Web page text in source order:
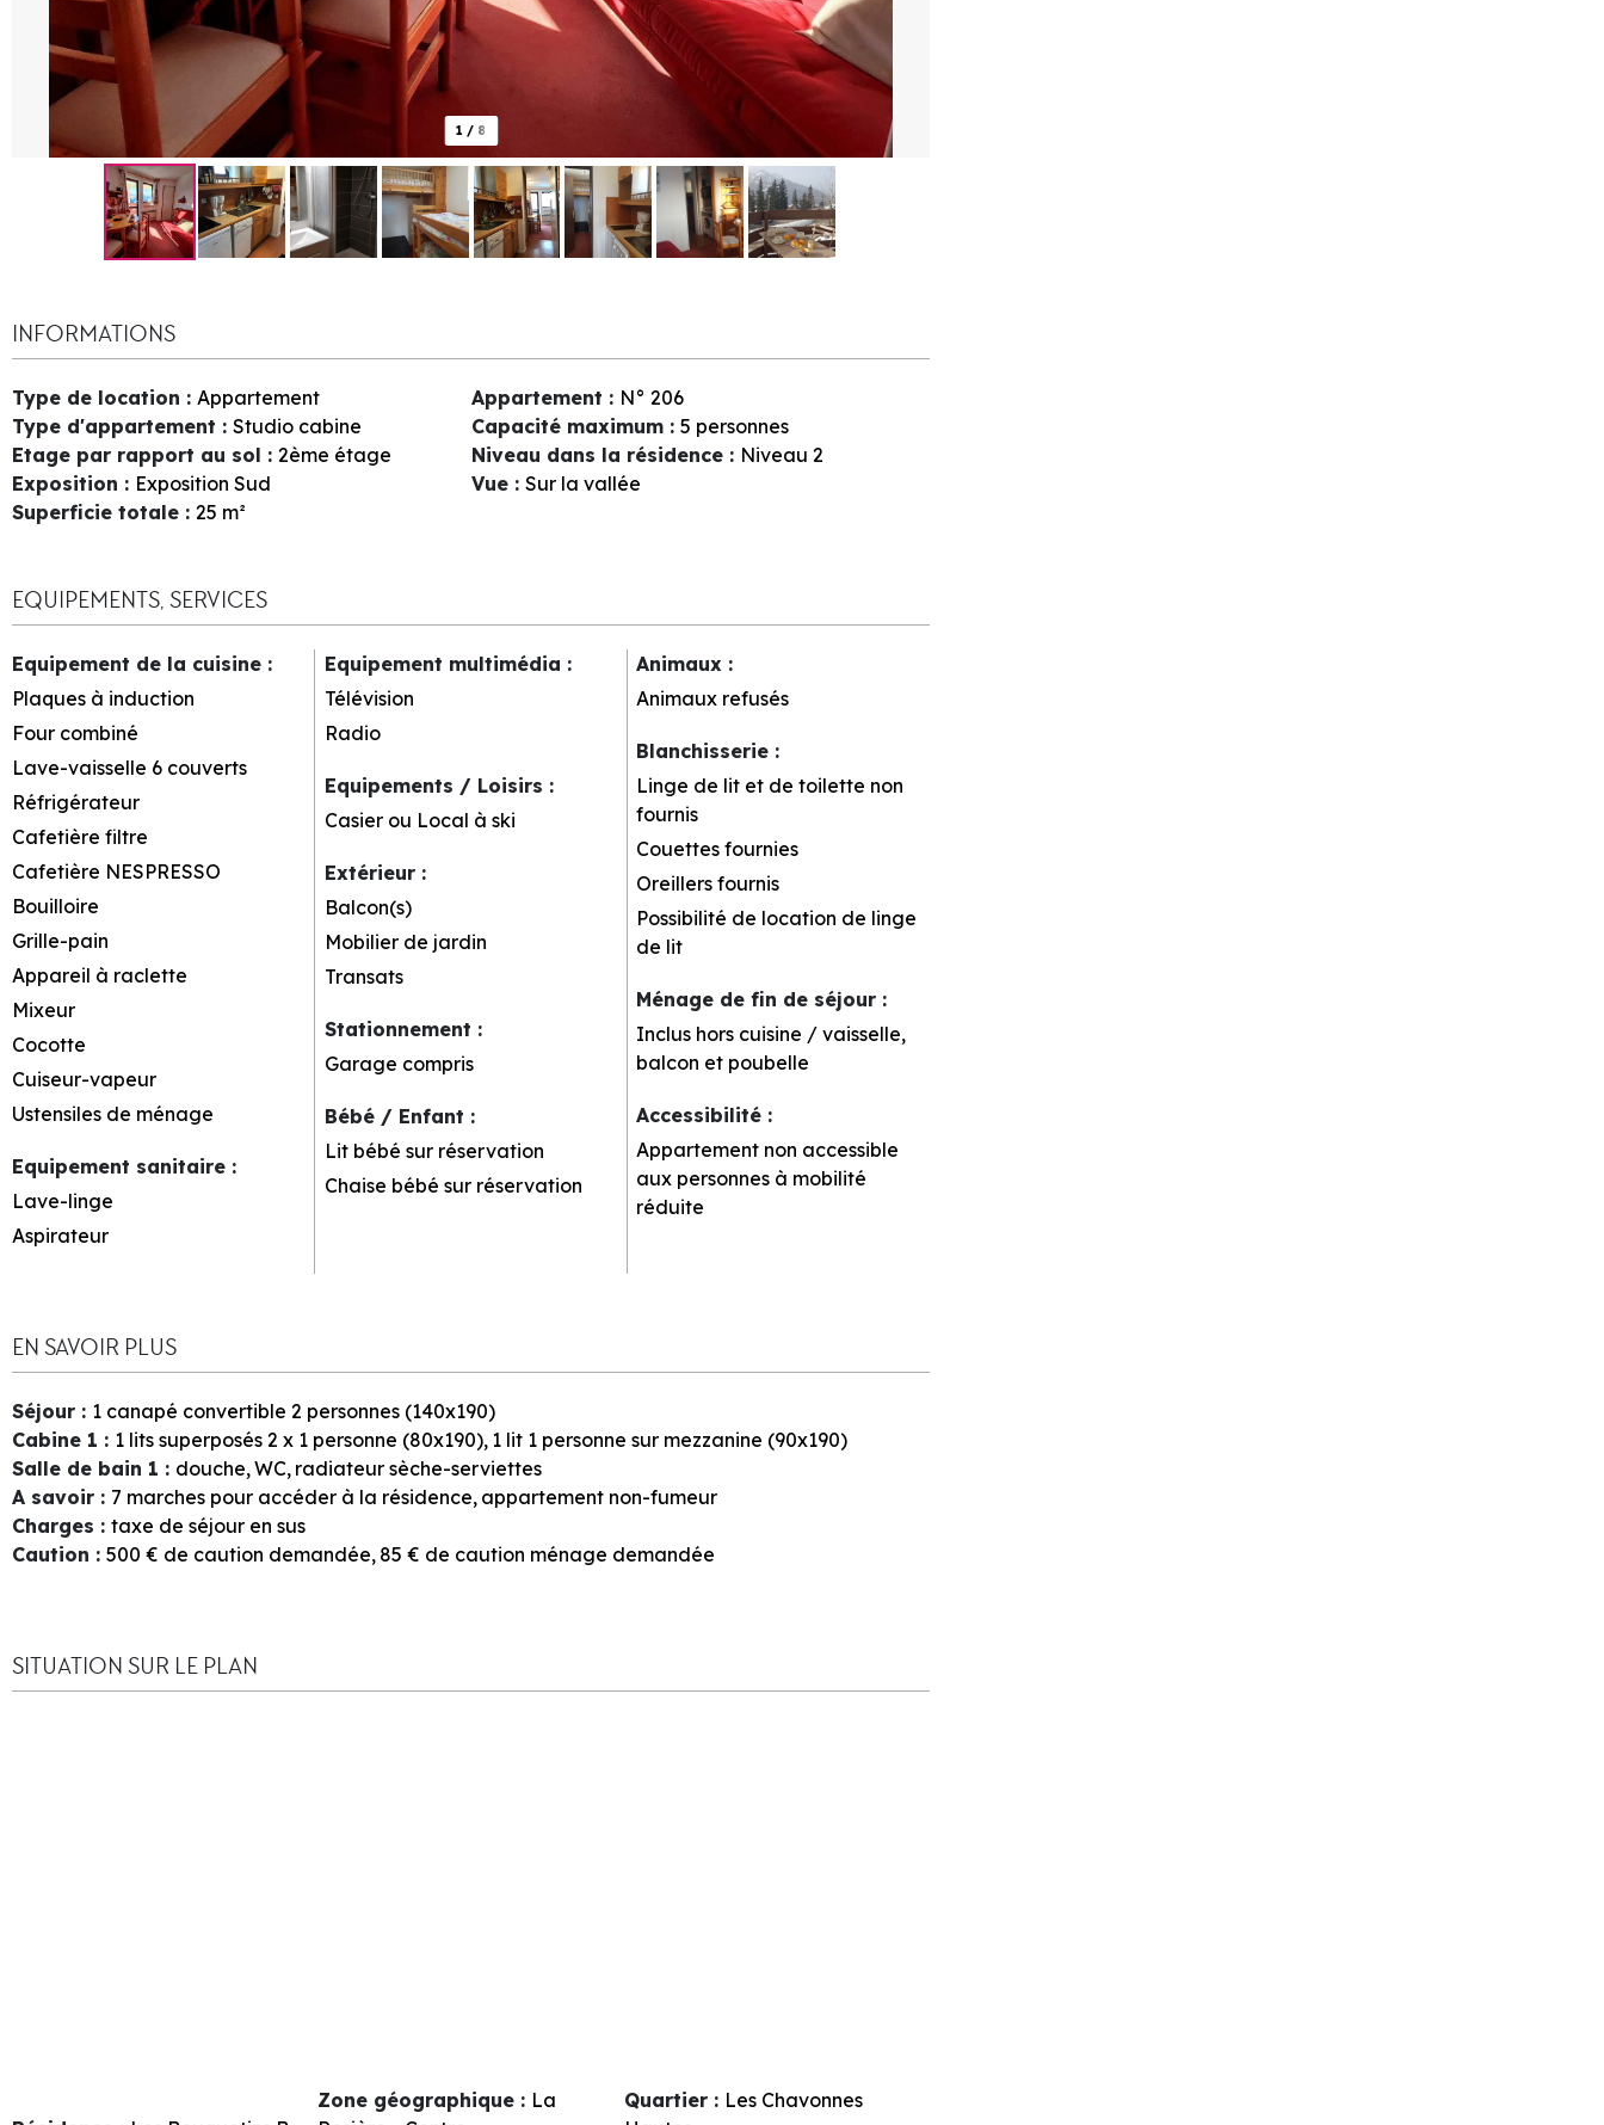
1 / 8
INFORMATIONS
Type de location : Appartement Appartement : N° 206
Type d'appartement : Studio cabine Capacité maximum : 5 personnes
Etage par rapport au sol : 2ème étage Niveau dans la résidence : Niveau 2
Exposition : Exposition Sud Vue : Sur la vallée
Superficie totale : 25 m²
EQUIPEMENTS, SERVICES
Equipement de la cuisine :
Plaques à induction
Four combiné
Lave-vaisselle 6 couverts
Réfrigérateur
Cafetière filtre
Cafetière NESPRESSO
Bouilloire
Grille-pain
Appareil à raclette
Mixeur
Cocotte
Cuiseur-vapeur
Ustensiles de ménage
Equipement sanitaire :
Lave-linge
Aspirateur
Equipement multimédia :
Télévision
Radio
Equipements / Loisirs :
Casier ou Local à ski
Extérieur :
Balcon(s)
Mobilier de jardin
Transats
Stationnement :
Garage compris
Bébé / Enfant :
Lit bébé sur réservation
Chaise bébé sur réservation
Animaux :
Animaux refusés
Blanchisserie :
Linge de lit et de toilette non
fournis
Couettes fournies
Oreillers fournis
Possibilité de location de linge
de lit
Ménage de fin de séjour :
Inclus hors cuisine / vaisselle,
balcon et poubelle
Accessibilité :
Appartement non accessible
aux personnes à mobilité
réduite
EN SAVOIR PLUS
Séjour : 1 canapé convertible 2 personnes (140x190)
Cabine 1 : 1 lits superposés 2 x 1 personne (80x190) 1 lit 1 personne sur mezzanine (90x190)
Salle de bain 1 : douche WC radiateur sèche-serviettes
A savoir : 7 marches pour accéder à la résidence appartement non-fumeur
Charges : taxe de séjour en sus
Caution : 500 € de caution demandée 85 € de caution ménage demandée
SITUATION SUR LE PLAN
Zone géographique : La
Quartier : Les Chavonnes